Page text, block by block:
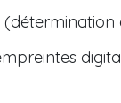
(détermination